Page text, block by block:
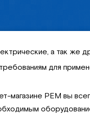
а так же
для
магазине РЕМ вы